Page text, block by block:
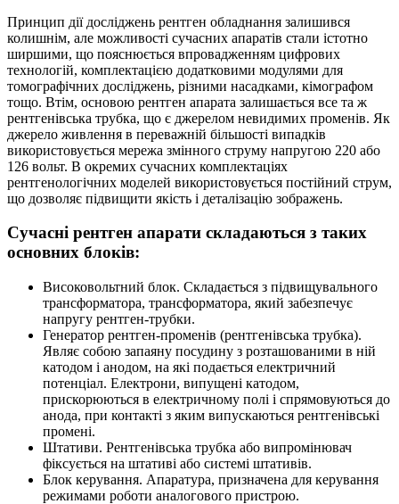
Принцип дії досліджень рентген обладнання залишився
колишнім, але можливості сучасних апаратів стали істотно
ширшими, що пояснюється впровадженням цифрових
технологій, комплектацією додатковими модулями для
томографічних досліджень, різними насадками, кімографом
тощо. Втім, основою рентген апарата залишається все та ж
рентгенівська трубка, що є джерелом невидимих променів. Як
джерело живлення в переважній більшості випадків
використовується мережа змінного струму напругою 220 або
126 вольт. В окремих сучасних комплектаціях
рентгенологічних моделей використовується постійний струм,
що дозволяє підвищити якість і деталізацію зображень.
Сучасні рентген апарати складаються з таких
основних блоків:
Високовольтний блок. Складається з підвищувального
трансформатора, трансформатора, який забезпечує
напругу рентген-трубки.
Генератор рентген-променів (рентгенівська трубка).
Являє собою запаяну посудину з розташованими в ній
катодом і анодом, на які подається електричний
потенціал. Електрони, випущені катодом,
прискорюються в електричному полі і спрямовуються до
анода, при контакті з яким випускаються рентгенівські
промені.
Штативи. Рентгенівська трубка або випромінювач
фіксується на штативі або системі штативів.
Блок керування. Апаратура, призначена для керування
режимами роботи аналогового пристрою.